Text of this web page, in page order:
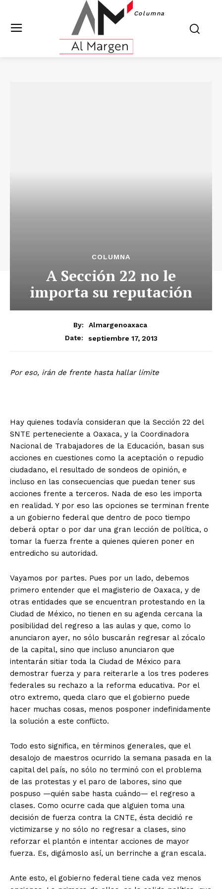
Columna
COLUMNA
A Sección 22 no le
importa su reputación
By:
Almargenoaxaca
Date:
septiembre 17, 2013
Por eso, irán de frente hasta hallar límite
Hay quienes todavía consideran que la Sección 22 del
SNTE perteneciente a Oaxaca, y la Coordinadora
Nacional de Trabajadores de la Educación, basan sus
acciones en cuestiones como la aceptación o repudio
ciudadano, el resultado de sondeos de opinión, e
incluso en las consecuencias que puedan tener sus
acciones frente a terceros. Nada de eso les importa
en realidad. Y por eso las opciones se terminan frente
a un gobierno federal que dentro de poco tiempo
deberá optar o por dar una gran lección de política, o
tomar la fuerza frente a quienes quieren poner en
entredicho su autoridad.
Vayamos por partes. Pues por un lado, debemos
primero entender que el magisterio de Oaxaca, y de
otras entidades que se encuentran protestando en la
Ciudad de México, no tienen en su agenda cercana la
posibilidad del regreso a las aulas y que, como lo
anunciaron ayer, no sólo buscarán regresar al zócalo
de la capital, sino que incluso anunciaron que
intentarán sitiar toda la Ciudad de México para
demostrar fuerza y para reiterarle a los tres poderes
federales su rechazo a la reforma educativa. Por el
otro extremo, queda claro que el gobierno puede
hacer muchas cosas, menos posponer indefinidamente
la solución a este conflicto.
Todo esto significa, en términos generales, que el
desalojo de maestros ocurrido la semana pasada en la
capital del país, no sólo no terminó con el problema
de las protestas y el paro de labores, sino que
pospuso —quién sabe hasta cuándo— el regreso a
clases. Como ocurre cada que alguien toma una
decisión de fuerza contra la CNTE, ésta decidió re
victimizarse y no sólo no regresar a clases, sino
reforzar el plantón e intentar acciones de mayor
fuerza. Es, digámoslo así, un berrinche a gran escala.
Ante esto, el gobierno federal tiene cada vez menos